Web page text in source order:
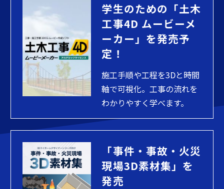
学生のための「土木
工事4D ムービーメ
ーカー」を発売予
定！
施工手順や工程を3Dと時間
軸で可視化。工事の流れを
わかりやすく学べます。
「事件・事故・火災
現場3D素材集」を
発売